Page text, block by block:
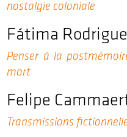
nostalgie coloniale
Fátima
Penser à la
mort
Felipe
Transmissions